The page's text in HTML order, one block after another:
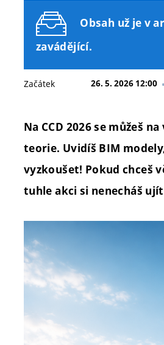
Obsah už je v
zavádějící.
Začátek 26. 5. 2026 12:00
Na CCD 2026 se můžeš
teorie. Uvidíš BIM
vyzkoušet! Pokud chceš
tuhle akci si nenecháš